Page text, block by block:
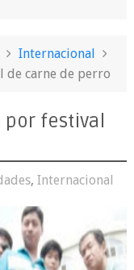
Internacional
de carne de perro
por festival
, Internacional